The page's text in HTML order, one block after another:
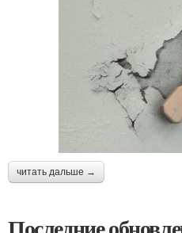
читать дальше →